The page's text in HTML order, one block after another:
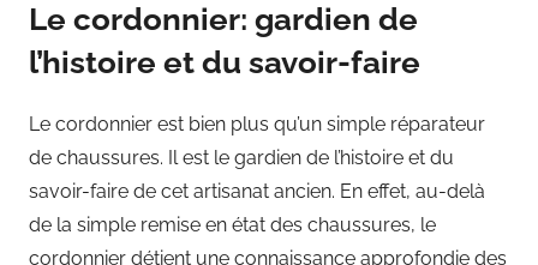
Le cordonnier: gardien de
l’histoire et du savoir-faire
Le cordonnier est bien plus qu’un simple réparateur
de chaussures. Il est le gardien de l’histoire et du
savoir-faire de cet artisanat ancien. En effet, au-delà
de la simple remise en état des chaussures, le
cordonnier détient une connaissance approfondie des